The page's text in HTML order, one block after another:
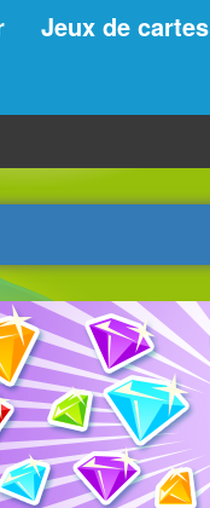
Jeux de cartes